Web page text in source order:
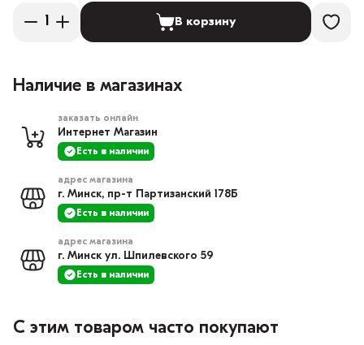
В корзину
Наличие в магазинах
заказать онлайн
Интернет Магазин
Есть в наличии
адрес магазина
г. Минск, пр-т Партизанский 178Б
Есть в наличии
адрес магазина
г. Минск ул. Шпилевского 59
Есть в наличии
С этим товаром часто покупают